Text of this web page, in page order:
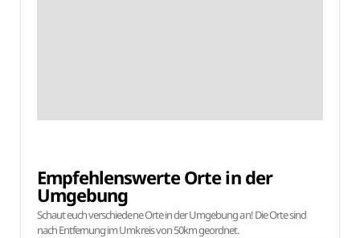
Empfehlenswerte Orte in der
Umgebung
Schaut euch verschiedene Orte in der Umgebung an! Die Orte sind
nach Entfernung im Umkreis von 50km geordnet.